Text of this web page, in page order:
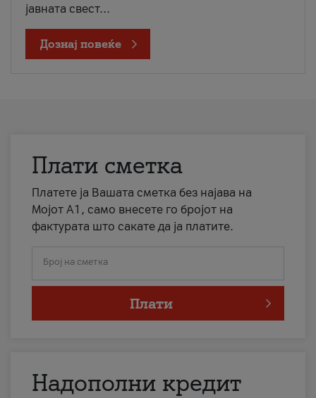
јавната свест...
Дознај повеќе
Плати сметка
Платете ја Вашата сметка без најава на
Мојот А1, само внесете го бројот на
фактурата што сакате да ја платите.
Број на сметка
Плати
Надополни кредит